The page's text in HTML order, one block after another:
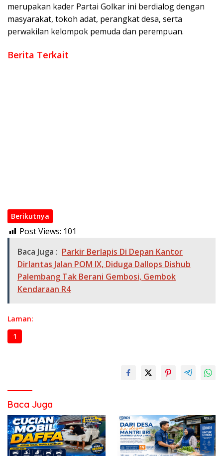
merupakan kader Partai Golkar ini berdialog dengan
masyarakat, tokoh adat, perangkat desa, serta
perwakilan kelompok pemuda dan perempuan.
Berita Terkait
Berikutnya
Post Views: 101
Baca Juga : Parkir Berlapis Di Depan Kantor
Dirlantas Jalan POM IX, Diduga Dallops Dishub
Palembang Tak Berani Gembosi, Gembok
Kendaraan R4
Laman:
1
Baca Juga